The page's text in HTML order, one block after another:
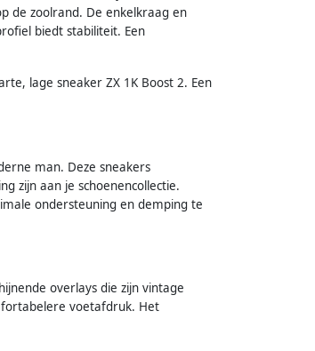
de zoolrand. De enkelkraag en
biedt stabiliteit. Een
lage sneaker ZX 1K Boost 2. Een
man. Deze sneakers
zijn aan je schoenencollectie.
ondersteuning en demping te
overlays die zijn vintage
voetafdruk. Het